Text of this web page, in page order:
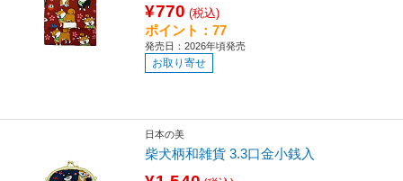
¥770 (税込)
ポイント：77
発売日：2026年頃発売
お取り寄せ
日本の美
柴犬柄和雑貨 3.3口金小銭入